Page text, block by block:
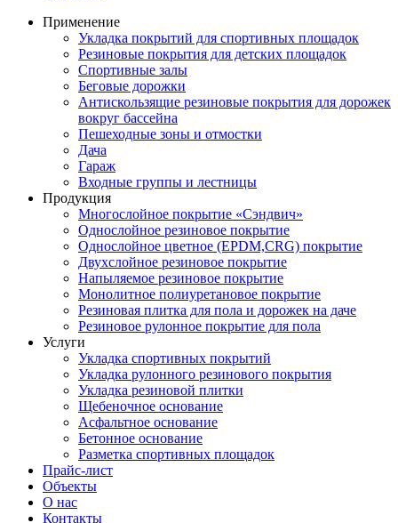
Применение
Укладка покрытий для спортивных площадок
Резиновые покрытия для детских площадок
Спортивные залы
Беговые дорожки
Антискользящие резиновые покрытия для дорожек
вокруг бассейна
Пешеходные зоны и отмостки
Дача
Гараж
Входные группы и лестницы
Продукция
Многослойное покрытие «Сэндвич»
Однослойное резиновое покрытие
Однослойное цветное (EPDM,CRG) покрытие
Двухслойное резиновое покрытие
Напыляемое резиновое покрытие
Монолитное полиуретановое покрытие
Резиновая плитка для пола и дорожек на даче
Резиновое рулонное покрытие для пола
Услуги
Укладка спортивных покрытий
Укладка рулонного резинового покрытия
Укладка резиновой плитки
Щебеночное основание
Асфальтное основание
Бетонное основание
Разметка спортивных площадок
Прайс-лист
Объекты
О нас
Контакты